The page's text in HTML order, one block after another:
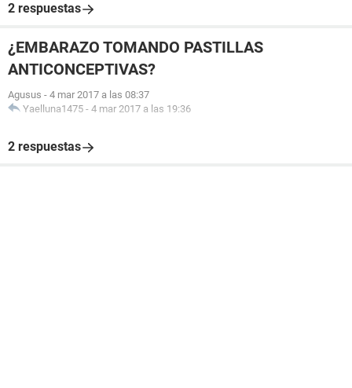
2 respuestas
¿EMBARAZO TOMANDO PASTILLAS
ANTICONCEPTIVAS?
Agusus - 4 mar 2017 a las 08:37
Yaelluna1475 - 4 mar 2017 a las 19:36
2 respuestas